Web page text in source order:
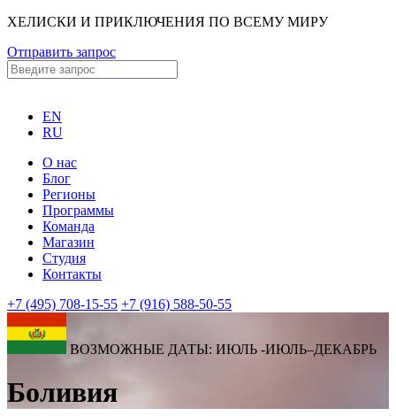
ХЕЛИСКИ И ПРИКЛЮЧЕНИЯ ПО ВСЕМУ МИРУ
Отправить запрос
EN
RU
О нас
Блог
Регионы
Программы
Команда
Магазин
Студия
Контакты
+7 (495) 708-15-55 +7 (916) 588-50-55
ВОЗМОЖНЫЕ ДАТЫ: ИЮЛЬ -ИЮЛЬ–ДЕКАБРЬ
Боливия